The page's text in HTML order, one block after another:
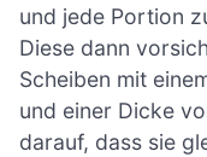
und jede Portion
Diese dann
Scheiben mit
und einer Dicke
darauf, dass sie